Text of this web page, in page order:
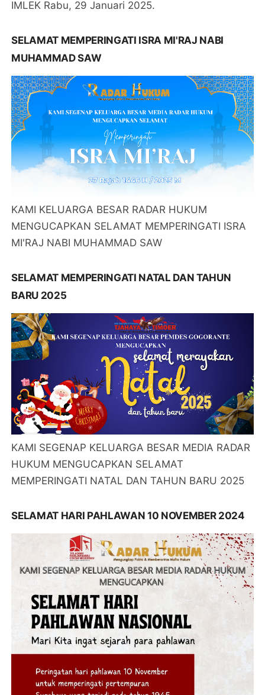
IMLEK Rabu, 29 Januari 2025.
SELAMAT MEMPERINGATI ISRA MI'RAJ NABI
MUHAMMAD SAW
KAMI KELUARGA BESAR RADAR HUKUM
MENGUCAPKAN SELAMAT MEMPERINGATI ISRA
MI'RAJ NABI MUHAMMAD SAW
SELAMAT MEMPERINGATI NATAL DAN TAHUN
BARU 2025
KAMI SEGENAP KELUARGA BESAR MEDIA RADAR
HUKUM MENGUCAPKAN SELAMAT
MEMPERINGATI NATAL DAN TAHUN BARU 2025
SELAMAT HARI PAHLAWAN 10 NOVEMBER 2024